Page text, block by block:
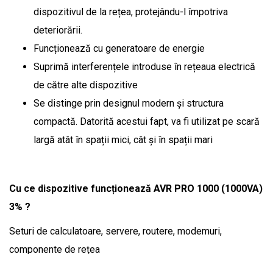
dispozitivul de la rețea, protejându-l împotriva
deteriorării.
Funcționează cu generatoare de energie
Suprimă interferențele introduse în rețeaua electrică
de către alte dispozitive
Se distinge prin designul modern și structura
compactă. Datorită acestui fapt, va fi utilizat pe scară
largă atât în ​​spații mici, cât și în spații mari
Cu ce ​​dispozitive funcționează AVR PRO 1000 (1000VA)
3% ?
Seturi de calculatoare, servere, routere, modemuri,
componente de rețea